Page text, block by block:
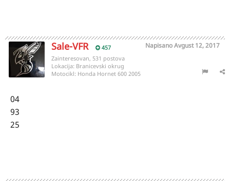
Sale-VFR 457 NapisanoAvgust 12, 2017
Zainteresovan, 531 postova
Lokacija: Branicevski okrug
Motocikl: Honda Hornet 600 2005
04
93
25